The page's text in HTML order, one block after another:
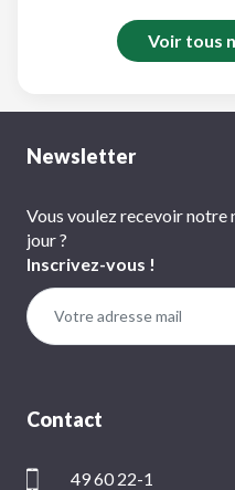
Voir tous
Newsletter
Vous voulez recevoir notre
jour ?
Inscrivez-vous !
Contact
49 60 22-1